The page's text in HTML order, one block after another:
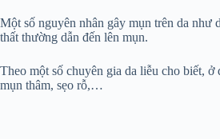
Một số nguyên nhân gây mụn trên da
thất thường dẫn đến lên mụn.
Theo một số chuyên gia da liễu cho biết,
mụn thâm, sẹo rỗ,…